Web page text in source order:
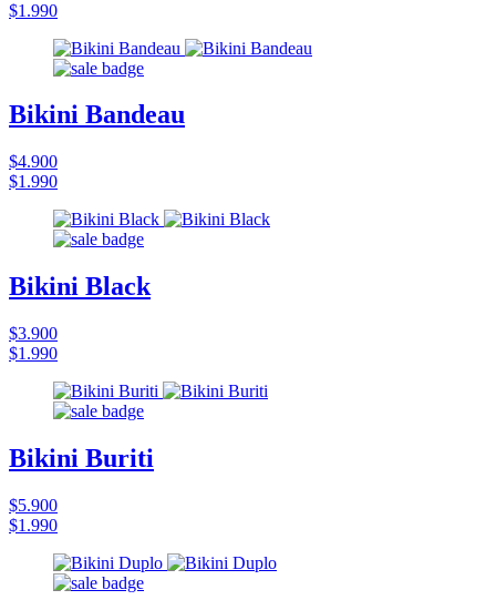
$1.990
Bikini Bandeau
$4.900
$1.990
Bikini Black
$3.900
$1.990
Bikini Buriti
$5.900
$1.990